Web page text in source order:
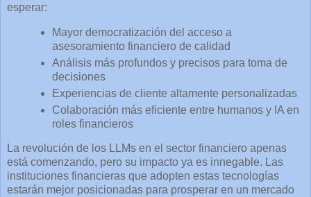
esperar:
Mayor democratización del acceso a
asesoramiento financiero de calidad
Análisis más profundos y precisos para toma de
decisiones
Experiencias de cliente altamente personalizadas
Colaboración más eficiente entre humanos y IA en
roles financieros
La revolución de los LLMs en el sector financiero apenas
está comenzando, pero su impacto ya es innegable. Las
instituciones financieras que adopten estas tecnologías
estarán mejor posicionadas para prosperar en un mercado